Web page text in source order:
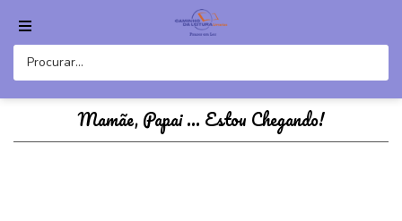
Mamãe, Papai ... Estou Chegando!